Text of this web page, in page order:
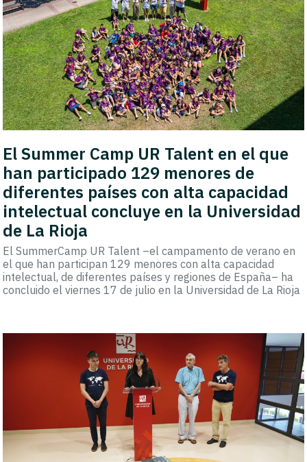
El Summer Camp UR Talent en el que
han participado 129 menores de
diferentes países con alta capacidad
intelectual concluye en la Universidad
de La Rioja
El SummerCamp UR Talent –el campamento de verano en
el que han participan 129 menores con alta capacidad
intelectual, de diferentes países y regiones de España– ha
concluido el viernes 17 de julio en la Universidad de La Rioja